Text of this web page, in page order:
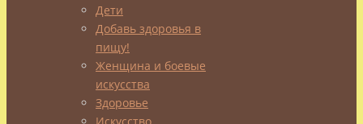
Сцена,
разложенные
на
ней
татами.
Дети
Добавь здоровья в
пищу!
Женщина и боевые
искусства
Здоровье